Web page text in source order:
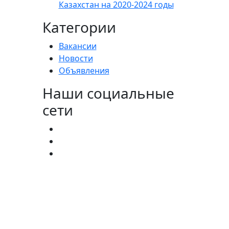
Казахстан на 2020-2024 годы
Категории
Вакансии
Новости
Объявления
Наши социальные
сети